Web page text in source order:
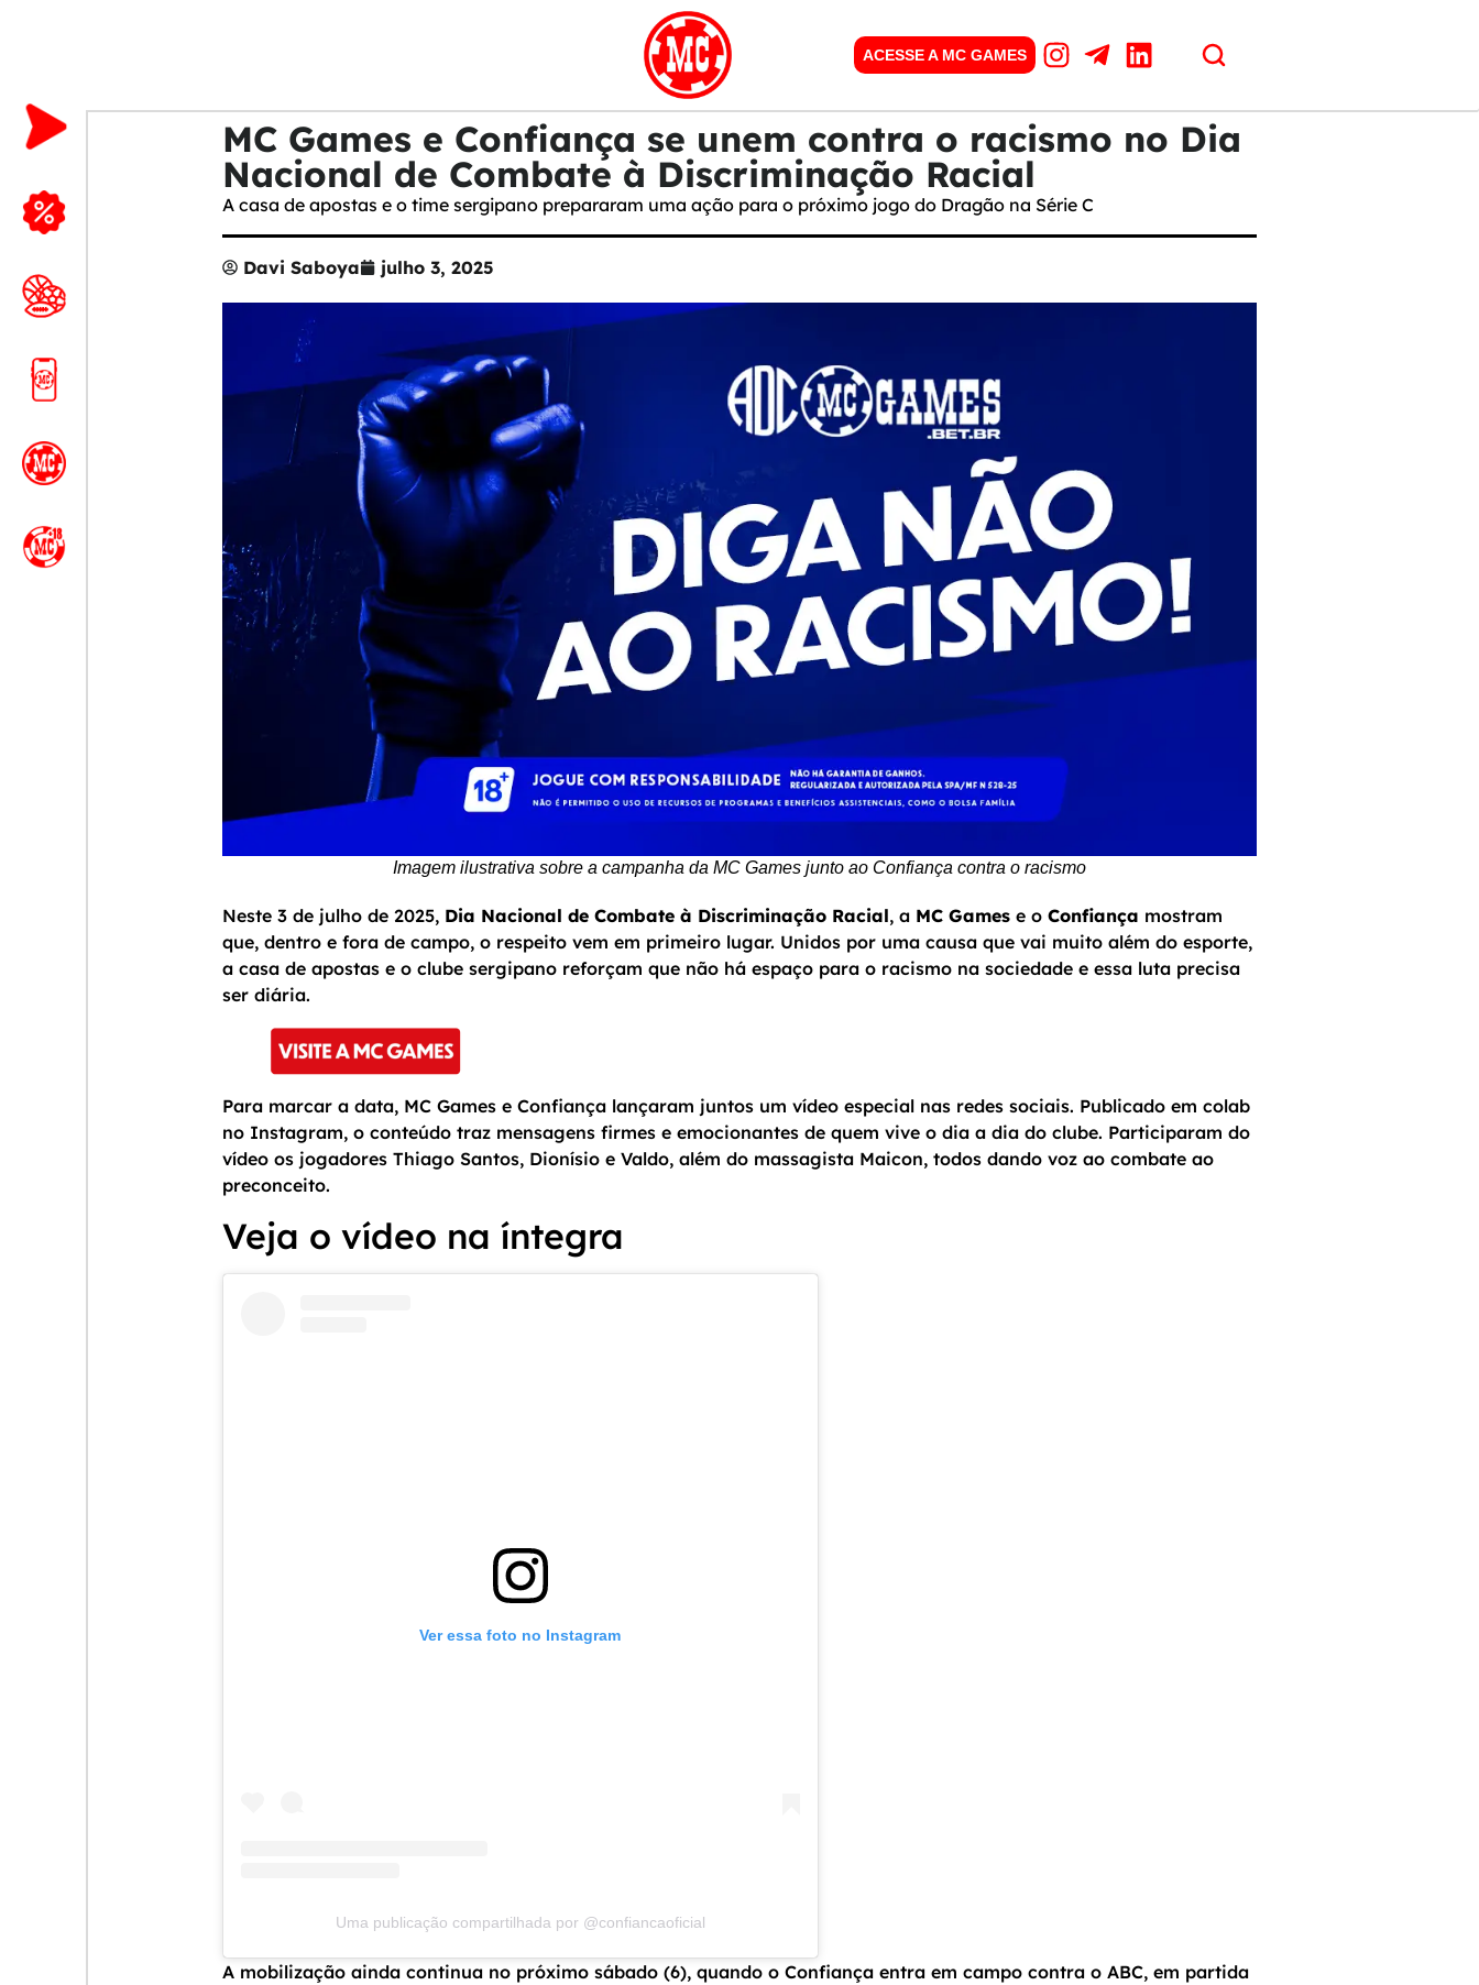
ACESSE A MC GAMES
MC Games e Confiança se unem contra o racismo no Dia
Nacional de Combate à Discriminação Racial
A casa de apostas e o time sergipano prepararam uma ação para o próximo jogo do Dragão na Série C
Davi Saboya julho 3, 2025
Imagem ilustrativa sobre a campanha da MC Games junto ao Confiança contra o racismo
Neste 3 de julho de 2025,Dia Nacional de Combate à Discriminação Racial, a MC Gamese o Confiança mostram
que, dentro e fora de campo, o respeito vem em primeiro lugar. Unidos por uma causa que vai muito além do esporte,
a casa de apostas e o clube sergipano reforçam que não há espaço para o racismo na sociedade e essa luta precisa
ser diária.
Para marcar a data, MC Games e Confiança lançaram juntos um vídeo especial nas redes sociais. Publicado em colab
no Instagram, o conteúdo traz mensagens firmes e emocionantes de quem vive o dia a dia do clube. Participaram do
vídeo os jogadores Thiago Santos, Dionísio e Valdo, além do massagista Maicon, todos dando voz ao combate ao
preconceito.
Veja o vídeo na íntegra
Ver essa foto no Instagram
Uma publicação compartilhada por @confiancaoficial
A mobilização ainda continua no próximo sábado (6), quando o Confiança entra em campo contra o ABC, em partida